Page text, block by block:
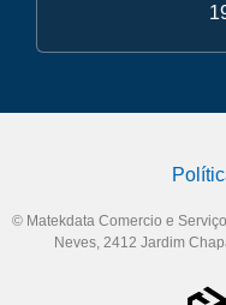
© Matekdata Comercio e
Neves, 2412 Jardim